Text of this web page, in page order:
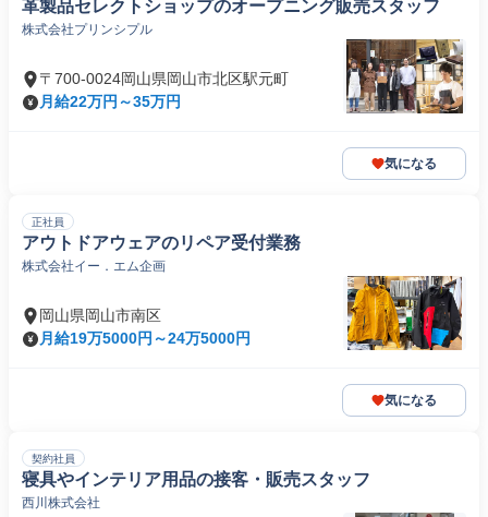
革製品セレクトショップのオープニング販売スタッフ
株式会社プリンシプル
〒700-0024岡山県岡山市北区駅元町
月給22万円～35万円
気になる
正社員
アウトドアウェアのリペア受付業務
株式会社イー．エム企画
岡山県岡山市南区
月給19万5000円～24万5000円
気になる
契約社員
寝具やインテリア用品の接客・販売スタッフ
西川株式会社